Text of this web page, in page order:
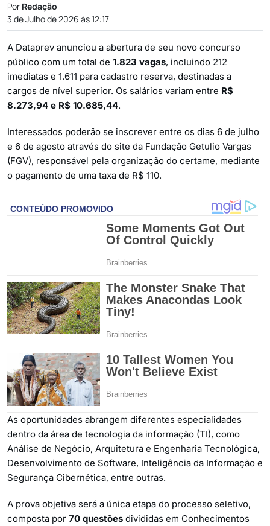
Por Redação
3 de Julho de 2026 às 12:17
A Dataprev anunciou a abertura de seu novo concurso
público com um total de 1.823 vagas, incluindo 212
imediatas e 1.611 para cadastro reserva, destinadas a
cargos de nível superior. Os salários variam entre R$
8.273,94 e R$ 10.685,44.
Interessados poderão se inscrever entre os dias 6 de julho
e 6 de agosto através do site da Fundação Getulio Vargas
(FGV), responsável pela organização do certame, mediante
o pagamento de uma taxa de R$ 110.
As oportunidades abrangem diferentes especialidades
dentro da área de tecnologia da informação (TI), como
Análise de Negócio, Arquitetura e Engenharia Tecnológica,
Desenvolvimento de Software, Inteligência da Informação e
Segurança Cibernética, entre outras.
A prova objetiva será a única etapa do processo seletivo,
composta por 70 questões divididas em Conhecimentos